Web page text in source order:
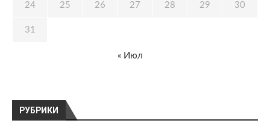
РУБРИКИ
24 25 26 27 28 29 30
31
« Июл